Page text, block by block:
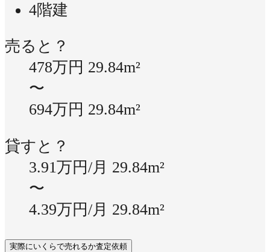
4階建
売ると？
478万円 29.84m²
〜
694万円 29.84m²
貸すと？
3.91万円/月 29.84m²
〜
4.39万円/月 29.84m²
実際にいくらで売れるか査定依頼